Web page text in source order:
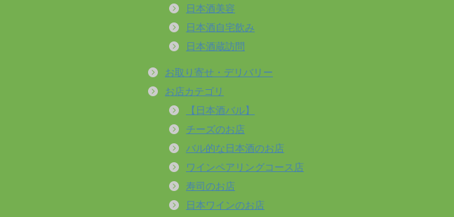
日本酒美容
日本酒自宅飲み
日本酒蔵訪問
お取り寄せ・デリバリー
お店カテゴリ
【日本酒バル】
チーズのお店
バル的な日本酒のお店
ワインペアリングコース店
寿司のお店
日本ワインのお店